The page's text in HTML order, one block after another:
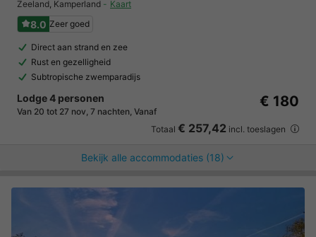
Zeeland, Kamperland Kaart
8.0 Zeer goed
Direct aan strand en zee
Rust en gezelligheid
Subtropische zwemparadijs
Lodge 4 personen
Van 20 tot 27 nov, 7 nachten, Vanaf
€ 180
Totaal € 257,42 incl. toeslagen
Bekijk alle accommodaties (18)